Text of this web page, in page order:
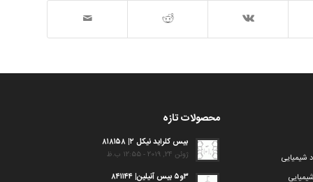
شیمیایی
محصولات تازه
بیس کلراید نیکل ۲| ۸۱۸۱۵۸
ژوئن 24, 2019 - 12:55 ب.ظ
۳و۵ بیس آنیلین| ۸۴۱۱۴۴